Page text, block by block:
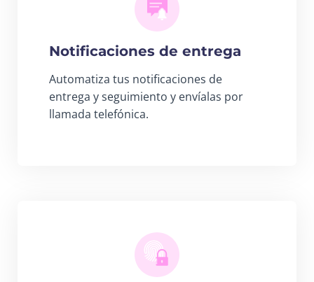
Notificaciones de entrega
Automatiza tus notificaciones de
entrega y seguimiento y envíalas por
llamada telefónica.